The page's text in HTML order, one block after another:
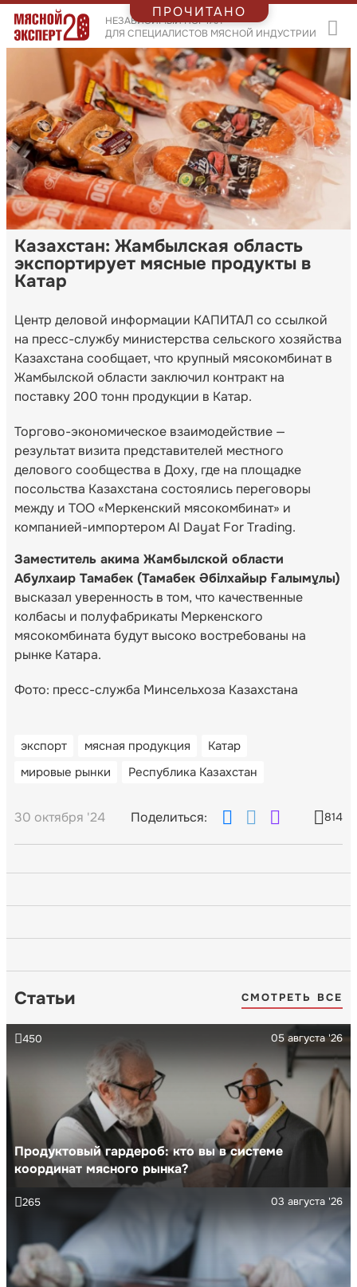
НЕЗАВИСИМЫЙ ПОРТАЛ
ДЛЯ СПЕЦИАЛИСТОВ МЯСНОЙ ИНДУСТРИИ
Казахстан: Жамбылская область
экспортирует мясные продукты в
Катар
Центр деловой информации КАПИТАЛ со ссылкой
на пресс-службу министерства сельского хозяйства
Казахстана сообщает, что крупный мясокомбинат в
Жамбылской области заключил контракт на
поставку 200 тонн продукции в Катар.
Торгово-экономическое взаимодействие —
результат визита представителей местного
делового сообщества в Доху, где на площадке
посольства Казахстана состоялись переговоры
между и ТОО «Меркенский мясокомбинат» и
компанией-импортером Al Dayat For Trading.
Заместитель акима Жамбылской области
Абулхаир Тамабек (Тамабек Әбілхайыр Ғалымұлы)
высказал уверенность в том, что качественные
колбасы и полуфабрикаты Меркенского
мясокомбината будут высоко востребованы на
рынке Катара.
Фото: пресс-служба Минсельхоза Казахстана
экспорт мясная продукция
Катар
мировые рынки
Республика Казахстан
30 октября '24 Поделиться: 814
Статьи СМОТРЕТЬ ВСЕ
Продуктовый гардероб: кто вы в системе
координат мясного рынка?
05 августа '26
450
03 августа '26
265
ПРОЧИТАНО